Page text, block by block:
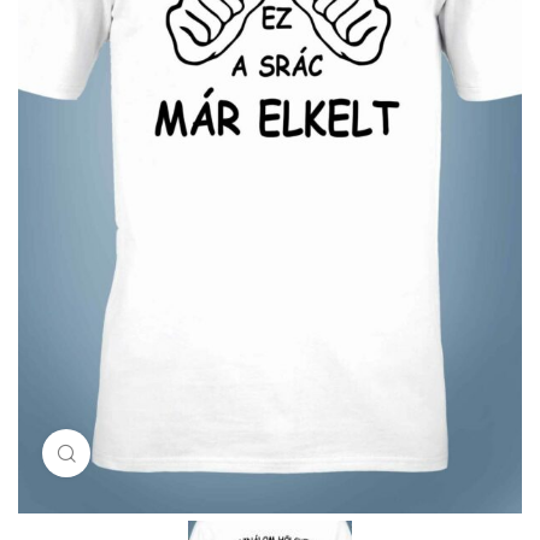
Click to enlarge